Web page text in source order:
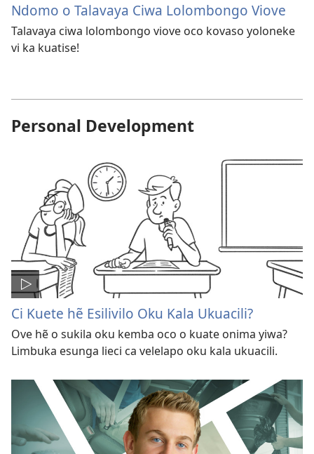
Ndomo o Talavaya Ciwa Lolombongo Viove
Talavaya ciwa lolombongo viove oco kovaso yoloneke
vi ka kuatise!
Personal Development
Ci Kuete hẽ Esilivilo Oku Kala Ukuacili?
Ove hẽ o sukila oku kemba oco o kuate onima yiwa?
Limbuka esunga lieci ca velelapo oku kala ukuacili.